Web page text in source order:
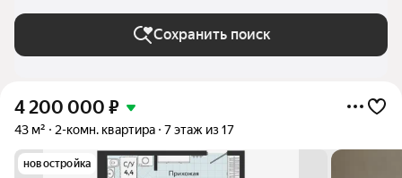
Сохранить поиск
4 200 000 ₽
43 м² 2-комн. квартира 7 этаж из 17
новостройка